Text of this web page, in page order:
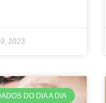
2023
DO DIA A DIA